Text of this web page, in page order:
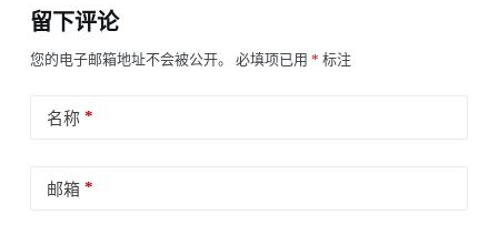
留下评论
您的电子邮箱地址不会被公开。 必填项已用 * 标注
名称*
邮箱*